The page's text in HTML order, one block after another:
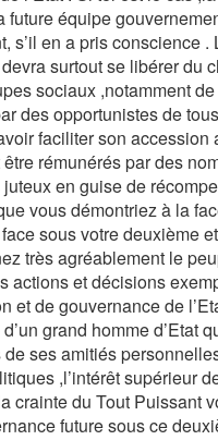
future équipe
s’il en a pris conscience .
surtout se libérer du
sociaux ,notamment
des opportunistes de
faciliter son accession
rémunérés par des
en guise de
vous démontriez à la
sous votre deuxième
très agréablement le
actions et décisions
et de gouvernance de
grand homme d’Etat
de ses amitiés
,l’intérêt supérieur
crainte du Tout Puissant
future sous ce